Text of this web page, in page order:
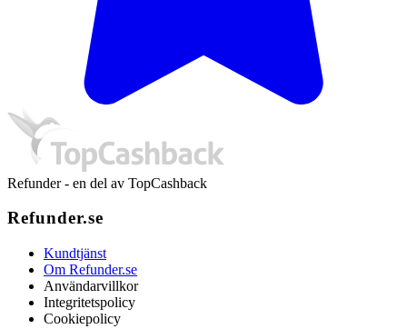
Refunder - en del av TopCashback
Refunder.se
Kundtjänst
Om Refunder.se
Användarvillkor
Integritetspolicy
Cookiepolicy